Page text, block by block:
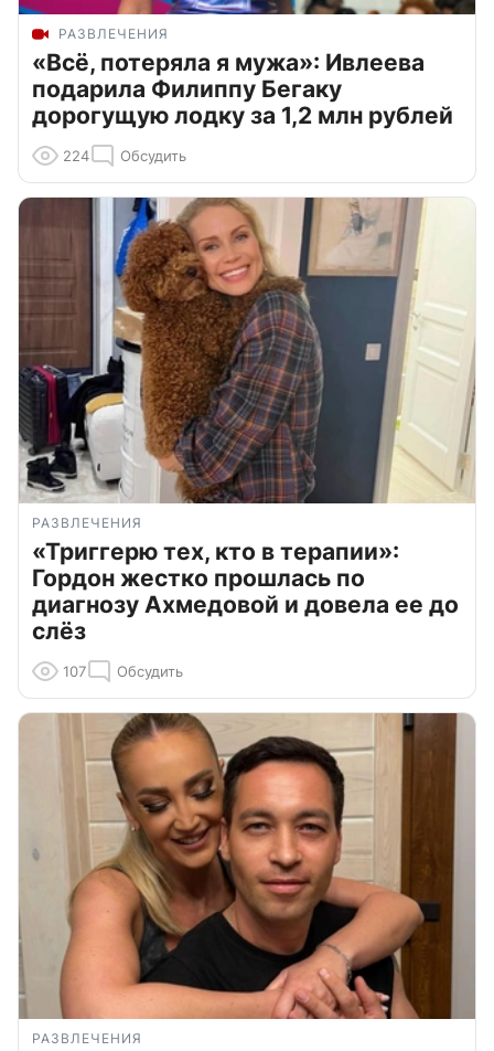
РАЗВЛЕЧЕНИЯ
«Всё, потеряла я мужа»: Ивлеева
подарила Филиппу Бегаку
дорогущую лодку за 1,2 млн рублей
224 Обсудить
РАЗВЛЕЧЕНИЯ
«Триггерю тех, кто в терапии»:
Гордон жестко прошлась по
диагнозу Ахмедовой и довела ее до
слёз
107 Обсудить
РАЗВЛЕЧЕНИЯ